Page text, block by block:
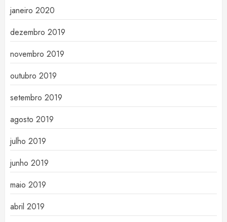
janeiro 2020
dezembro 2019
novembro 2019
outubro 2019
setembro 2019
agosto 2019
julho 2019
junho 2019
maio 2019
abril 2019